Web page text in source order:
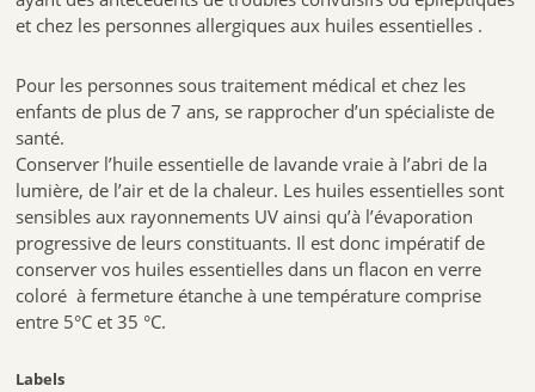
et chez les personnes allergiques aux huiles essentielles .
Pour les personnes sous traitement médical et chez les
enfants de plus de 7 ans, se rapprocher d’un spécialiste de
santé.
Conserver l’huile essentielle de lavande vraie à l’abri de la
lumière, de l’air et de la chaleur. Les huiles essentielles sont
sensibles aux rayonnements UV ainsi qu’à l’évaporation
progressive de leurs constituants. Il est donc impératif de
conserver vos huiles essentielles dans un flacon en verre
coloré à fermeture étanche à une température comprise
entre 5°C et 35 °C.
Labels